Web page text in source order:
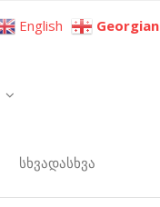
სხვადასხვა
English Georgian